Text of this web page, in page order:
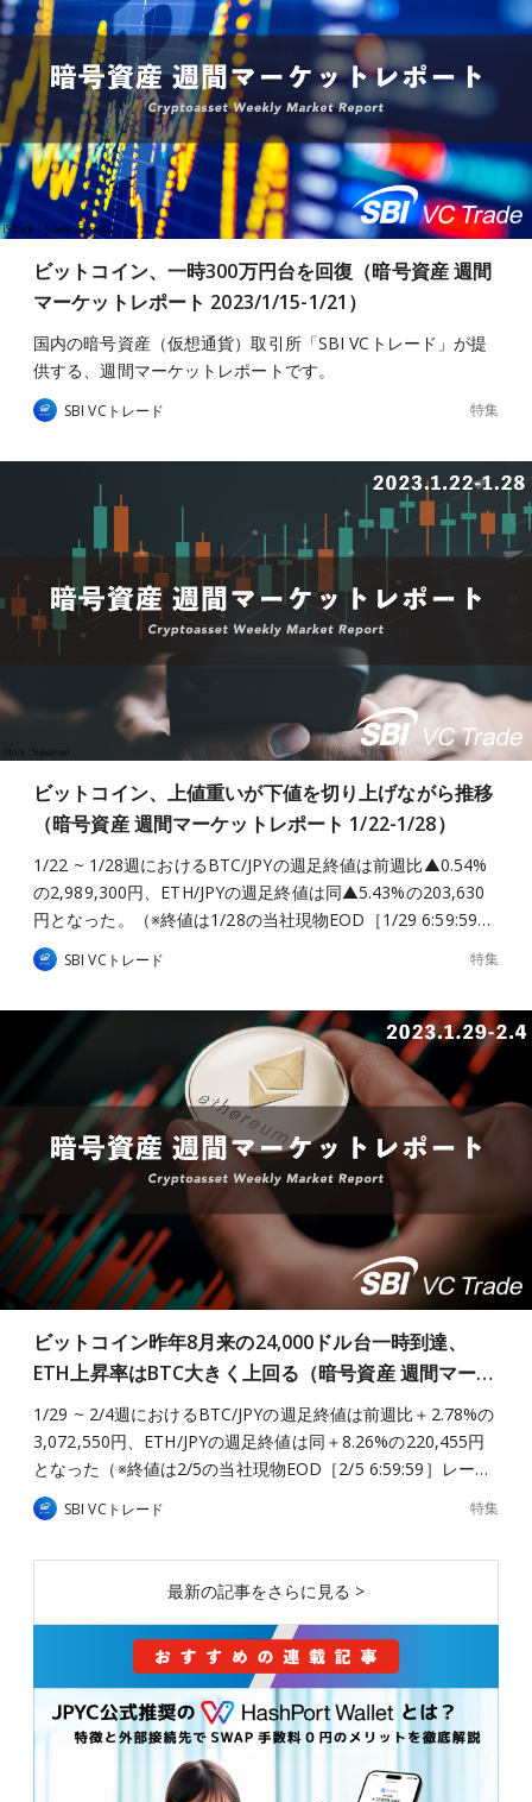
ビットコイン、一時300万円台を回復（暗号資産 週間
マーケットレポート 2023/1/15-1/21）
国内の暗号資産（仮想通貨）取引所「SBI VCトレード」が提
供する、週間マーケットレポートです。
SBI VCトレード 特集
ビットコイン、上値重いが下値を切り上げながら推移
（暗号資産 週間マーケットレポート 1/22-1/28）
1/22 ~ 1/28週におけるBTC/JPYの週足終値は前週比▲0.54%
の2,989,300円、ETH/JPYの週足終値は同▲5.43%の203,630
円となった。（※終値は1/28の当社現物EOD［1/29 6:59:59…
SBI VCトレード 特集
ビットコイン昨年8月来の24,000ドル台一時到達、
ETH上昇率はBTC大きく上回る（暗号資産 週間マー…
1/29 ~ 2/4週におけるBTC/JPYの週足終値は前週比＋2.78%の
3,072,550円、ETH/JPYの週足終値は同＋8.26%の220,455円
となった（※終値は2/5の当社現物EOD［2/5 6:59:59］レー…
SBI VCトレード 特集
最新の記事をさらに見る >